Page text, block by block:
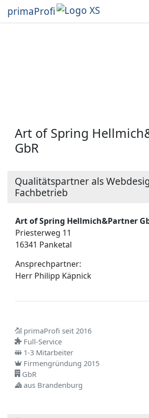
primaProfi
Art of Spring
GbR
Qualitätspartner als
Fachbetrieb
Art of Spring Hellmich&Partner
Priesterweg 11
16341 Panketal
Ansprechpartner:
Herr Philipp Käpnick
primaProfi seit 2016
Full-Service
1-3 Mitarbeiter
Firmengründung 2015
GbR
aus Brandenburg